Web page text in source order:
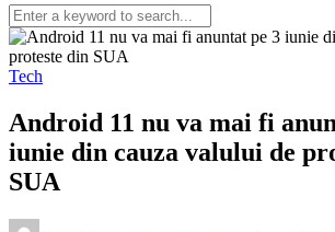
Tech
Android 11 nu va mai fi
iunie din cauza valului de
SUA